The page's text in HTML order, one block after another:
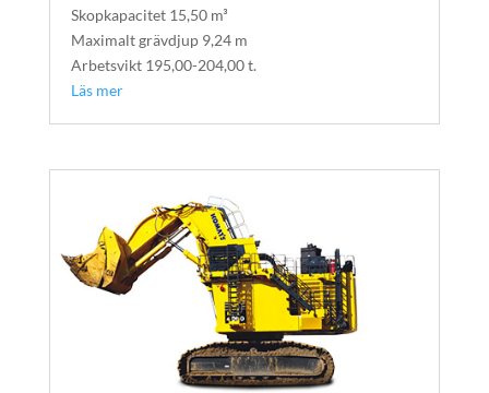
Skopkapacitet 15,50 m³
Maximalt grävdjup 9,24 m
Arbetsvikt 195,00-204,00 t.
Läs mer